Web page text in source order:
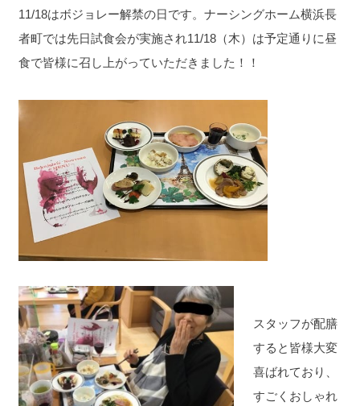
11/18はボジョレー解禁の日です。ナーシングホーム横浜長
者町では先日試食会が実施され11/18（木）は予定通りに昼
食で皆様に召し上がっていただきました！！
スタッフが配膳
すると皆様大変
喜ばれており、
すごくおしゃれ